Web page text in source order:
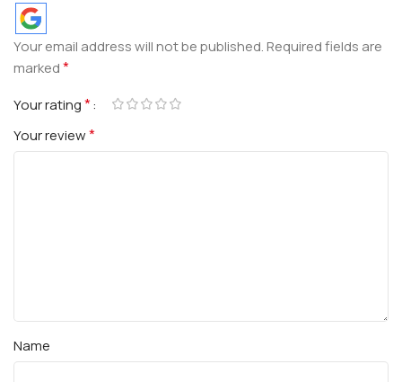
Your email address will not be published.Required fields are
marked*
Your rating*
Your review*
Name